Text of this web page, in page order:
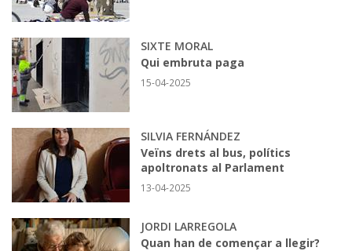
SIXTE MORAL
Qui embruta paga
15-04-2025
SILVIA FERNÁNDEZ
Veïns drets al bus, polítics
apoltronats al Parlament
13-04-2025
JORDI LARREGOLA
Quan han de començar a llegir?